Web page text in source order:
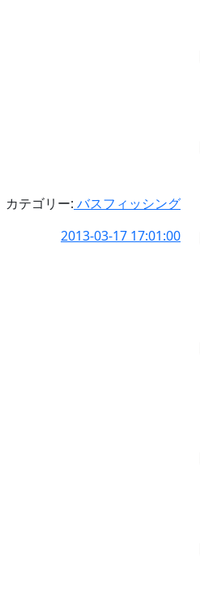
カテゴリー: バスフィッシング
2013-03-17 17:01:00